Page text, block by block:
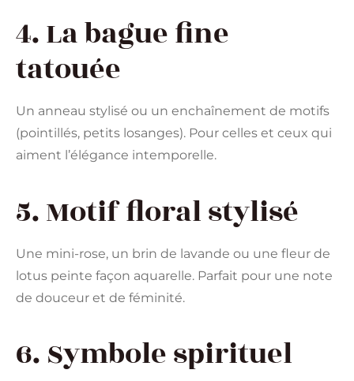
4. La bague fine
tatouée
Un anneau stylisé ou un enchaînement de motifs
(pointillés, petits losanges). Pour celles et ceux qui
aiment l’élégance intemporelle.
5. Motif floral stylisé
Une mini-rose, un brin de lavande ou une fleur de
lotus peinte façon aquarelle. Parfait pour une note
de douceur et de féminité.
6. Symbole spirituel